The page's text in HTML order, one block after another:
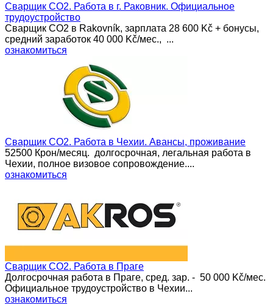
Сварщик CO2. Работа в г. Раковник. Официальное
трудоустройство
Сварщик CO2 в Rakovník, зарплата 28 600 Kč + бонусы,
средний заработок 40 000 Kč/мес., ...
ознакомиться
Сварщик CO2. Работа в Чехии. Авансы, проживание
52500 Крон/месяц. долгосрочная, легальная работа в
Чехии, полное визовое сопровождение....
ознакомиться
Сварщик CO2. Работа в Праге
Долгосрочная работа в Праге, сред. зар. - 50 000 Kč/мес.
Официальное трудоустройство в Чехии...
ознакомиться